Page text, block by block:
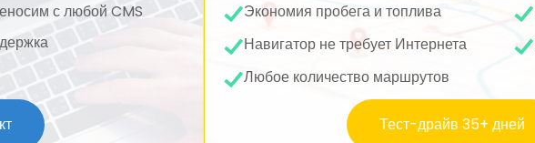
с любой CMS
Экономия пробега и топлива
Навигатор не требует Интернета
Любое количество маршрутов
Тест-драйв 35+ дней